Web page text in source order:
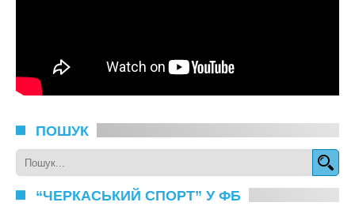
ПОШУК
“ЧЕРКАСЬКИЙ СПОРТ” У ФБ